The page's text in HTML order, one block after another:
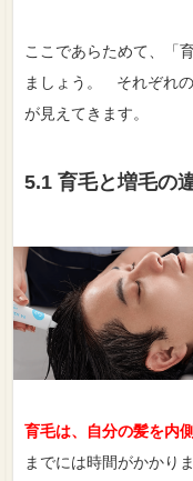
ここであらためて、「
ましょう。 それぞれ
が見えてきます。
5.1 育毛と増毛の
育毛は、自分の髪を内
までには時間がかかり